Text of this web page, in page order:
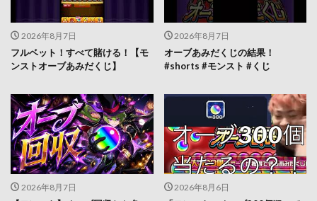
2026年8月7日
フルベット！すべて賭ける！【モ
ンストオーブあみだくじ】
2026年8月7日
オーブあみだくじの結果！
#shorts #モンスト #くじ
2026年8月7日 2026年8月6日